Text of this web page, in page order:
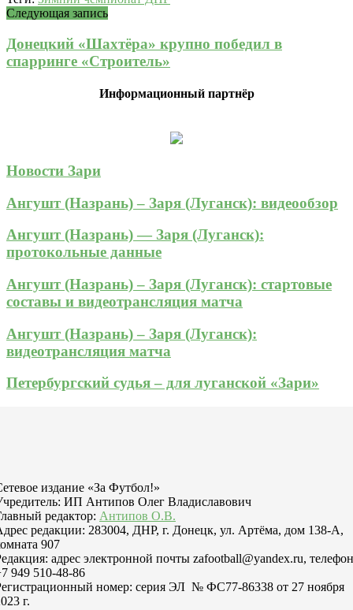
Следующая запись
Донецкий «Шахтёра» крупно победил в
спарринге «Строитель»
Информационный партнёр
Новости Зари
Ангушт (Назрань) – Заря (Луганск): видеообзор
Ангушт (Назрань) — Заря (Луганск):
протокольные данные
Ангушт (Назрань) – Заря (Луганск): стартовые
составы и видеотрансляция матча
Ангушт (Назрань) – Заря (Луганск):
видеотрансляция матча
Петербургский судья – для луганской «Зари»
издание «За Футбол!»
ИП Антипов Олег Владиславович
редактор: Антипов О.В.
редакции: 283004, ДНР, г. Донецк, ул. Артёма, дом 138-А,
907
адрес электронной почты zafootball@yandex.ru, телефон
949 510-48-86
номер: серия ЭЛ № ФС77-86338 от 27 ноября
г.